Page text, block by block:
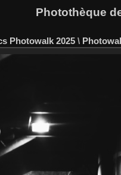
Photothèque
Photowalk 2025 \